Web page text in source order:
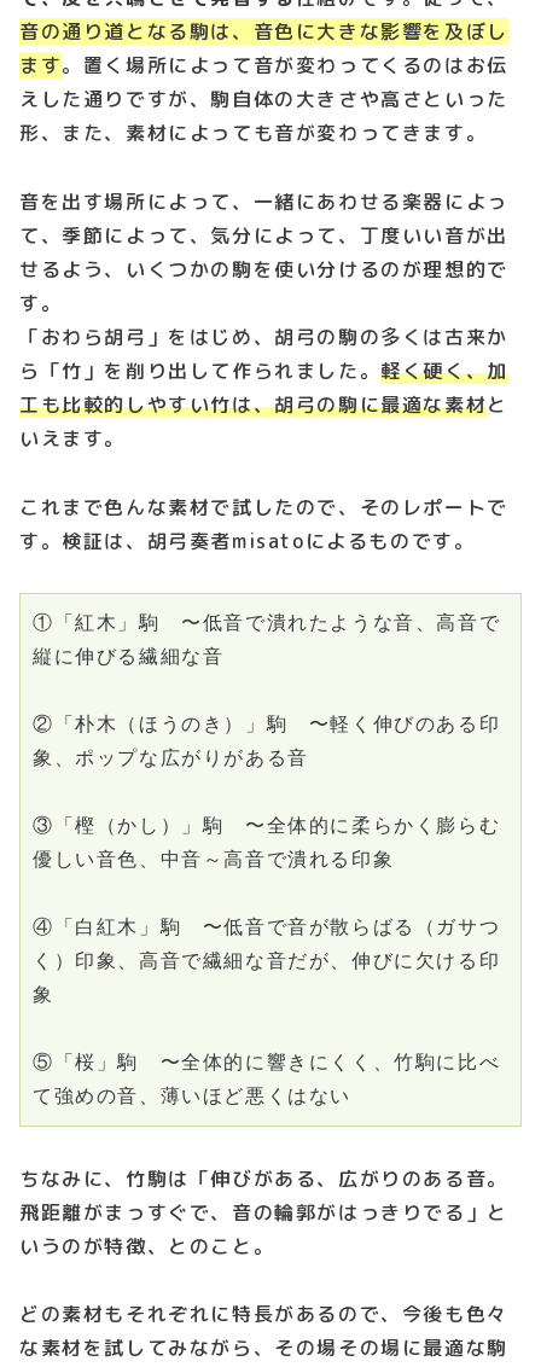
音の通り道となる駒は、音色に大きな影響を及ぼし
ます。置く場所によって音が変わってくるのはお伝
えした通りですが、駒自体の大きさや高さといった
形、また、素材によっても音が変わってきます。
音を出す場所によって、一緒にあわせる楽器によっ
て、季節によって、気分によって、丁度いい音が出
せるよう、いくつかの駒を使い分けるのが理想的で
す。
「おわら胡弓」をはじめ、胡弓の駒の多くは古来か
ら「竹」を削り出して作られました。軽く硬く、加
工も比較的しやすい竹は、胡弓の駒に最適な素材と
いえます。
これまで色んな素材で試したので、そのレポートで
す。検証は、胡弓奏者misatoによるものです。
①「紅木」駒　〜低音で潰れたような音、高音で
縦に伸びる繊細な音
②「朴木（ほうのき）」駒　〜軽く伸びのある印
象、ポップな広がりがある音
③「樫（かし）」駒　〜全体的に柔らかく膨らむ
優しい音色、中音～高音で潰れる印象
④「白紅木」駒　〜低音で音が散らばる（ガサつ
く）印象、高音で繊細な音だが、伸びに欠ける印
象
⑤「桜」駒　〜全体的に響きにくく、竹駒に比べ
て強めの音、薄いほど悪くはない
ちなみに、竹駒は「伸びがある、広がりのある音。
飛距離がまっすぐで、音の輪郭がはっきりでる」と
いうのが特徴、とのこと。
どの素材もそれぞれに特長があるので、今後も色々
な素材を試してみながら、その場その場に最適な駒